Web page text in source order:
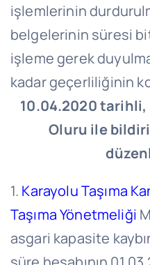
işlemlerinin
belgelerinin süresi
işleme gerek
kadar geçerliliğinin
10.04.2020 tarihli,
Oluru ile
1. Karayolu Taşıma
Taşıma Yönetmeliği
asgari kapasite